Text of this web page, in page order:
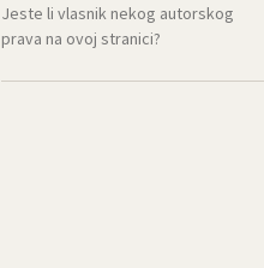
Jeste li vlasnik nekog autorskog
prava na ovoj stranici?